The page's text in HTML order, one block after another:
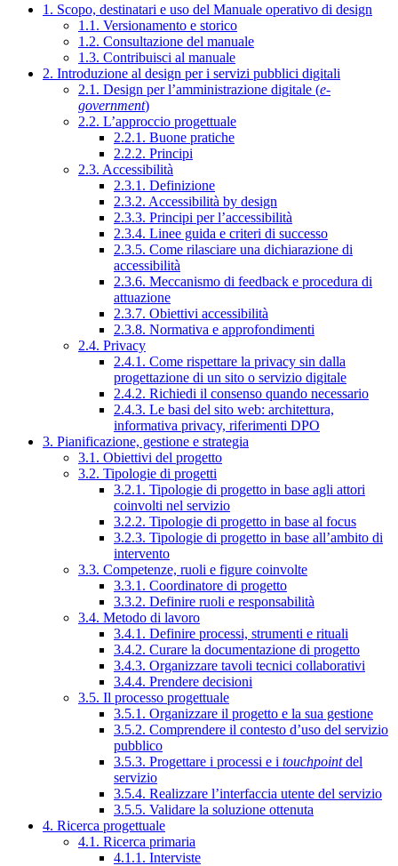
1. Scopo, destinatari e uso del Manuale operativo di design
1.1. Versionamento e storico
1.2. Consultazione del manuale
1.3. Contribuisci al manuale
2. Introduzione al design per i servizi pubblici digitali
2.1. Design per l’amministrazione digitale (e-
government)
2.2. L’approccio progettuale
2.2.1. Buone pratiche
2.2.2. Principi
2.3. Accessibilità
2.3.1. Definizione
2.3.2. Accessibilità by design
2.3.3. Principi per l’accessibilità
2.3.4. Linee guida e criteri di successo
2.3.5. Come rilasciare una dichiarazione di
accessibilità
2.3.6. Meccanismo di feedback e procedura di
attuazione
2.3.7. Obiettivi accessibilità
2.3.8. Normativa e approfondimenti
2.4. Privacy
2.4.1. Come rispettare la privacy sin dalla
progettazione di un sito o servizio digitale
2.4.2. Richiedi il consenso quando necessario
2.4.3. Le basi del sito web: architettura,
informativa privacy, riferimenti DPO
3. Pianificazione, gestione e strategia
3.1. Obiettivi del progetto
3.2. Tipologie di progetti
3.2.1. Tipologie di progetto in base agli attori
coinvolti nel servizio
3.2.2. Tipologie di progetto in base al focus
3.2.3. Tipologie di progetto in base all’ambito di
intervento
3.3. Competenze, ruoli e figure coinvolte
3.3.1. Coordinatore di progetto
3.3.2. Definire ruoli e responsabilità
3.4. Metodo di lavoro
3.4.1. Definire processi, strumenti e rituali
3.4.2. Curare la documentazione di progetto
3.4.3. Organizzare tavoli tecnici collaborativi
3.4.4. Prendere decisioni
3.5. Il processo progettuale
3.5.1. Organizzare il progetto e la sua gestione
3.5.2. Comprendere il contesto d’uso del servizio
pubblico
3.5.3. Progettare i processi e i touchpointdel
servizio
3.5.4. Realizzare l’interfaccia utente del servizio
3.5.5. Validare la soluzione ottenuta
4. Ricerca progettuale
4.1. Ricerca primaria
4.1.1. Interviste